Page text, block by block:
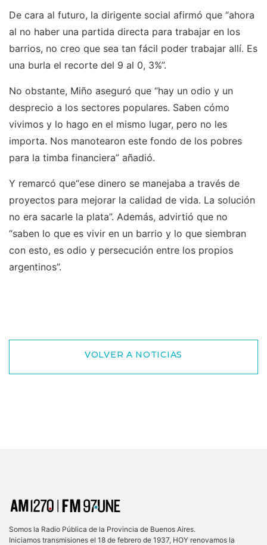
De cara al futuro, la dirigente social afirmó que “ahora
al no haber una partida directa para trabajar en los
barrios, no creo que sea tan fácil poder trabajar allí. Es
una burla el recorte del 9 al 0, 3%”.
No obstante, Miño aseguró que “hay un odio y un
desprecio a los sectores populares. Saben cómo
vivimos y lo hago en el mismo lugar, pero no les
importa. Nos manotearon este fondo de los pobres
para la timba financiera” añadió.
Y remarcó que“ese dinero se manejaba a través de
proyectos para mejorar la calidad de vida. La solución
no era sacarle la plata”. Además, advirtió que no
“saben lo que es vivir en un barrio y lo que siembran
con esto, es odio y persecución entre los propios
argentinos”.
VOLVER A NOTICIAS
Somos la Radio Pública de la Provincia de Buenos Aires.
Iniciamos transmisiones el 18 de febrero de 1937, HOY renovamos la